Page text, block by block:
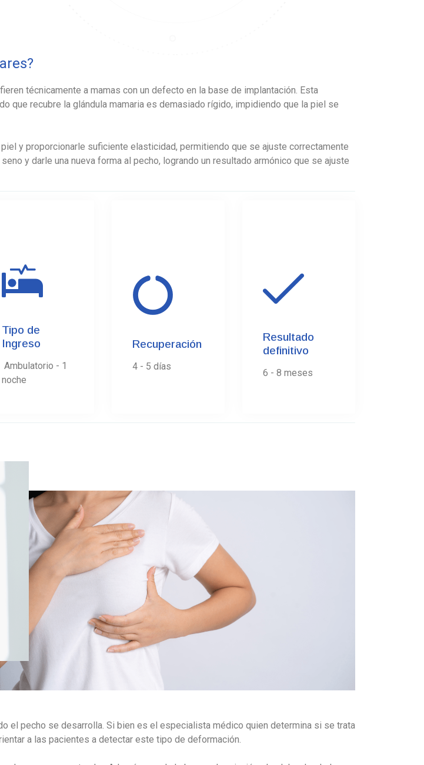
técnicamente a mamas con un defecto en la base de implantación. Esta
que recubre la glándula mamaria es demasiado rígido, impidiendo que la piel se
y proporcionarle suficiente elasticidad, permitiendo que se ajuste correctamente
y darle una nueva forma al pecho, logrando un resultado armónico que se ajuste
Tipo de
Ingreso
Ambulatorio - 1
noche
Recuperación
4 - 5 días
Resultado
definitivo
6 - 8 meses
el pecho se desarrolla. Si bien es el especialista médico quien determina si se trata
a las pacientes a detectar este tipo de deformación.